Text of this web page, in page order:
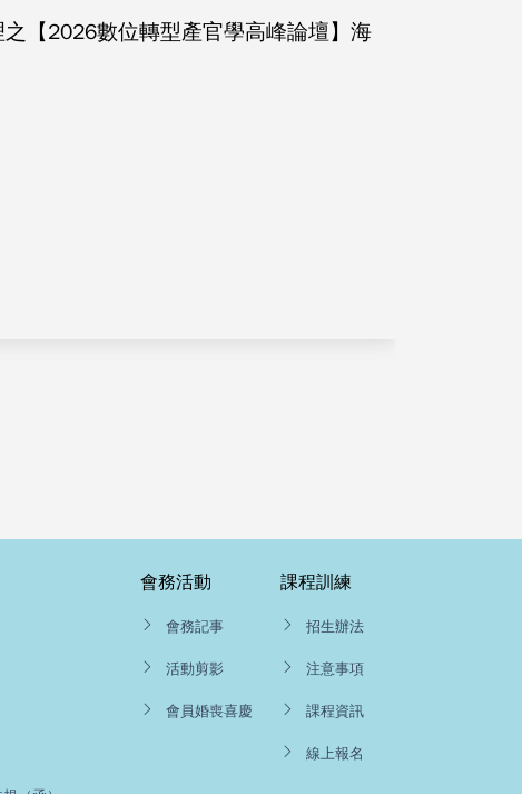
【2026數位轉型產官學高峰論壇】海
會務活動
會務記事
活動剪影
會員婚喪喜慶
課程訓練
招生辦法
注意事項
課程資訊
線上報名